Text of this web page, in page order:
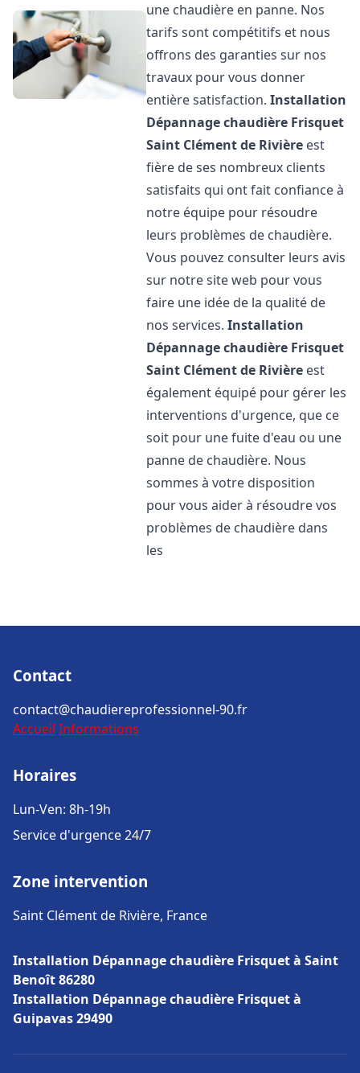
une chaudière en panne. Nos
tarifs sont compétitifs et nous
offrons des garanties sur nos
travaux pour vous donner
entière satisfaction.Installation
Dépannage chaudière Frisquet
Saint Clément de Rivière est
fière de ses nombreux clients
satisfaits qui ont fait confiance à
notre équipe pour résoudre
leurs problèmes de chaudière.
Vous pouvez consulter leurs avis
sur notre site web pour vous
faire une idée de la qualité de
nos services.Installation
Dépannage chaudière Frisquet
Saint Clément de Rivière est
également équipé pour gérer les
interventions d'urgence, que ce
soit pour une fuite d'eau ou une
panne de chaudière. Nous
sommes à votre disposition
pour vous aider à résoudre vos
problèmes de chaudière dans
les
Contact
contact@chaudiereprofessionnel-90.fr
Accueil Informations
Horaires
Lun-Ven: 8h-19h
Service d'urgence 24/7
Zone intervention
Saint Clément de Rivière, France
Installation Dépannage chaudière Frisquet à Saint
Benoît 86280
Installation Dépannage chaudière Frisquet à
Guipavas 29490